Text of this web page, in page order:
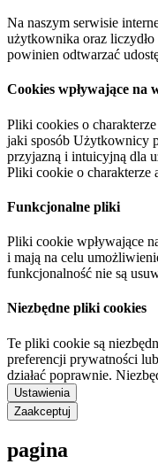
Na naszym serwisie
użytkownika oraz
powinien odtwarzać
Cookies wpływające na
Pliki cookies o
jaki sposób Użytkownicy
przyjazną i intuicyjną dla
Pliki cookie o charakterze
Funkcjonalne pliki
Pliki cookie wpływające
i mają na celu
funkcjonalność nie są
Niezbędne pliki cookies
Te pliki cookie są
preferencji prywatności
działać poprawnie.
Ustawienia
Zaakceptuj
pagina